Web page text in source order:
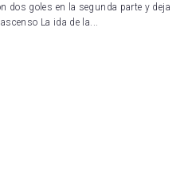
dos goles en la segunda parte y deja
La ida de la...